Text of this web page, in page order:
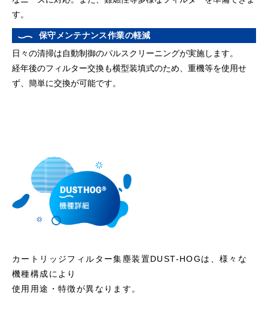
す。
保守メンテナンス作業の軽減
日々の清掃は自動制御のパルスクリーニングが実施します。
経年後のフィルター交換も横型装填式のため、重機等を使用せ
ず、簡単に交換が可能です。
カートリッジフィルター集塵装置DUST-HOGは、様々な
機種構成により
使用用途・特徴が異なります。